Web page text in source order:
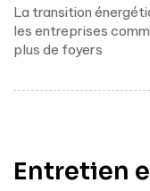
La transition
les entreprises
plus de foyers
Entretien